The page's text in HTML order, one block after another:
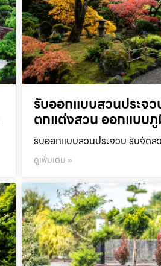
รับออกแบบสวนประจ
ตกแต่งสวน ออกแบบ
รับออกแบบสวนประจวบ รับจัด
ดูเพิ่มเติม »